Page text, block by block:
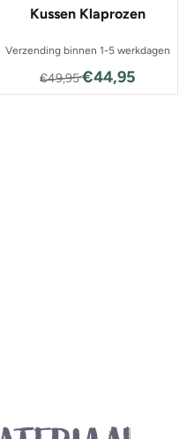
Kussen Klaprozen
Verzending binnen 1-5 werkdagen
Van 49,95 voor
€49,95€44,95